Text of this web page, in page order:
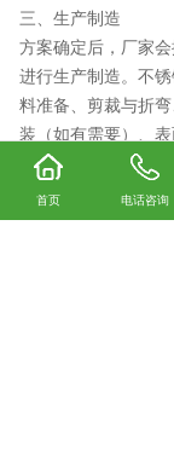
三、生产制造
方案确定后，厂家
进行生产制造。不
料准备、剪裁与折
装（如有需要）、
环节。每个环节都
箱的整体性能。
四、质量检验与测试
首页 电话咨询